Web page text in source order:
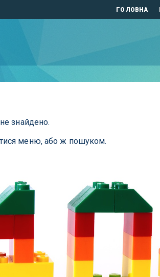
ГОЛОВНА
знайдено.
меню, або ж пошуком.